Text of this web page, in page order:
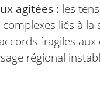
agitées : les
liés à
fragiles
régional